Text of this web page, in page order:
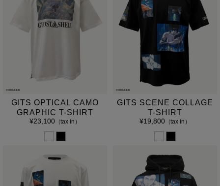
GITS OPTICAL CAMO
GRAPHIC T-SHIRT
¥23,100（tax in）
GITS SCENE COLLAGE
T-SHIRT
¥19,800（tax in）